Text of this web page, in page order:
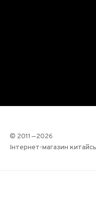
© 2011—2026
Інтернет-магазин